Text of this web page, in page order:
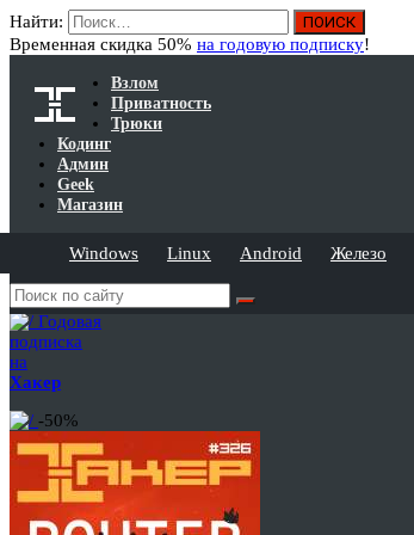
Найти:
Временная скидка 50% на годовую подписку!
Взлом
Приватность
Трюки
Кодинг
Админ
Geek
Магазин
Windows Linux Android Железо
Годовая
подписка
на
Хакер
-50%